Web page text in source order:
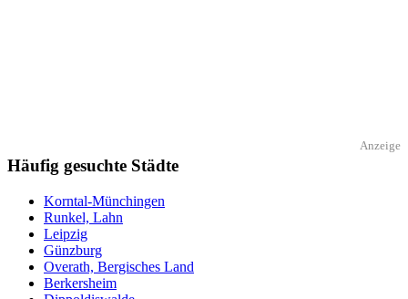
Anzeige
Häufig gesuchte Städte
Korntal-Münchingen
Runkel, Lahn
Leipzig
Günzburg
Overath, Bergisches Land
Berkersheim